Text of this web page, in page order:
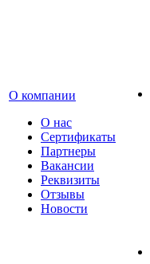
О компании
О нас
Сертификаты
Партнеры
Вакансии
Реквизиты
Отзывы
Новости